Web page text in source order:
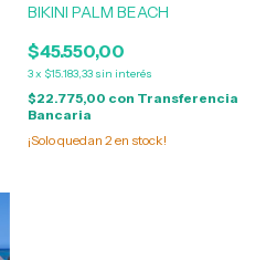
BIKINI PALM BEACH
$45.550,00
3x $15.183,33 sin interés
$22.775,00 con Transferencia
Bancaria
¡Solo quedan 2en stock!